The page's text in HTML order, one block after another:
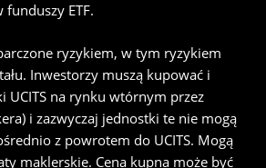
ETF.
ryzykiem, w tym ryzykiem
Inwestorzy muszą kupować i
UCITS na rynku wtórnym przez
i zazwyczaj jednostki te nie mogą
z powrotem do UCITS. Mogą
maklerskie. Cena kupna może być